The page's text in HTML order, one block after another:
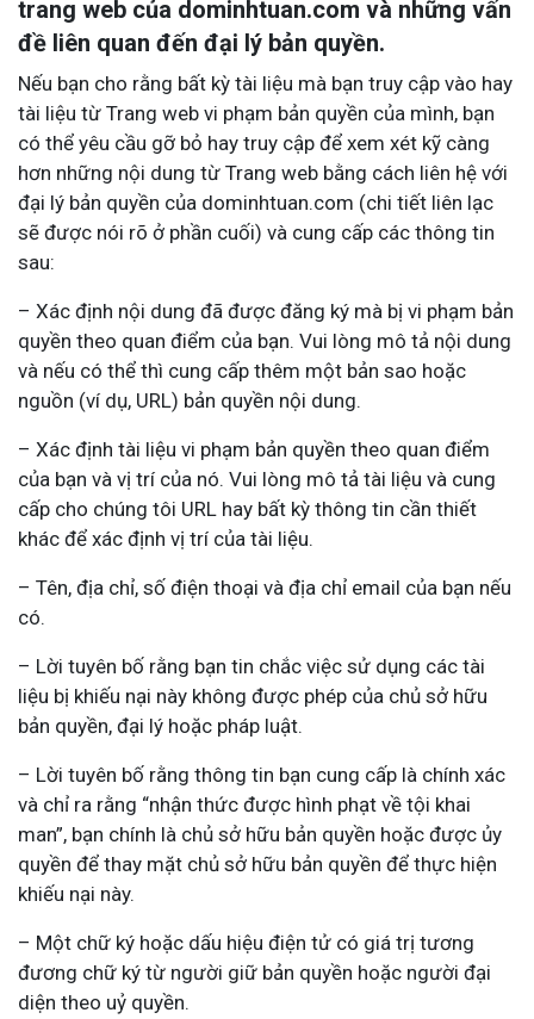
trang web của dominhtuan.com và những vấn
đề liên quan đến đại lý bản quyền.
Nếu bạn cho rằng bất kỳ tài liệu mà bạn truy cập vào hay
tài liệu từ Trang web vi phạm bản quyền của mình, bạn
có thể yêu cầu gỡ bỏ hay truy cập để xem xét kỹ càng
hơn những nội dung từ Trang web bằng cách liên hệ với
đại lý bản quyền của dominhtuan.com (chi tiết liên lạc
sẽ được nói rõ ở phần cuối) và cung cấp các thông tin
sau:
– Xác định nội dung đã được đăng ký mà bị vi phạm bản
quyền theo quan điểm của bạn. Vui lòng mô tả nội dung
và nếu có thể thì cung cấp thêm một bản sao hoặc
nguồn (ví dụ, URL) bản quyền nội dung.
– Xác định tài liệu vi phạm bản quyền theo quan điểm
của bạn và vị trí của nó. Vui lòng mô tả tài liệu và cung
cấp cho chúng tôi URL hay bất kỳ thông tin cần thiết
khác để xác định vị trí của tài liệu.
– Tên, địa chỉ, số điện thoại và địa chỉ email của bạn nếu
có.
– Lời tuyên bố rằng bạn tin chắc việc sử dụng các tài
liệu bị khiếu nại này không được phép của chủ sở hữu
bản quyền, đại lý hoặc pháp luật.
– Lời tuyên bố rằng thông tin bạn cung cấp là chính xác
và chỉ ra rằng “nhận thức được hình phạt về tội khai
man”, bạn chính là chủ sở hữu bản quyền hoặc được ủy
quyền để thay mặt chủ sở hữu bản quyền để thực hiện
khiếu nại này.
– Một chữ ký hoặc dấu hiệu điện tử có giá trị tương
đương chữ ký từ người giữ bản quyền hoặc người đại
diện theo uỷ quyền.